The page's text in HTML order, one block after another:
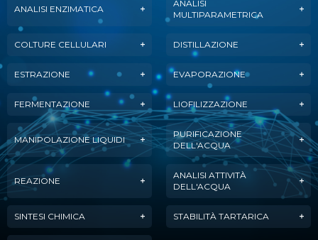
ANALISI ENZIMATICA
ANALISI
MULTIPARAMETRICA
COLTURE CELLULARI DISTILLAZIONE
ESTRAZIONE EVAPORAZIONE
FERMENTAZIONE LIOFILIZZAZIONE
MANIPOLAZIONE LIQUIDI
PURIFICAZIONE
DELL'ACQUA
REAZIONE
ANALISI ATTIVITÀ
DELL'ACQUA
SINTESI CHIMICA STABILITÀ TARTARICA